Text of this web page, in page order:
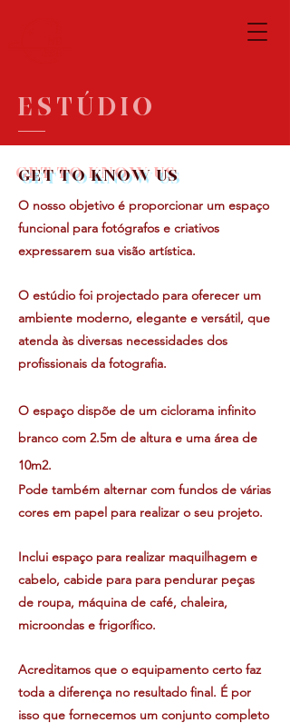
E S T Ú D I O
GET TO KNOW US
O nosso objetivo é proporcionar um espaço
funcional para fotógrafos e criativos
expressarem sua visão artística.
O estúdio foi projectado para oferecer um
ambiente moderno, elegante e versátil, que
atenda às diversas necessidades dos
profissionais da fotografia.
O espaço dispõe de um ciclorama infinito
branco com 2.5m de altura e uma área de
10m2.
Pode também alternar com fundos de várias
cores em papel para realizar o seu projeto.
Inclui espaço para realizar maquilhagem e
cabelo, cabide para para pendurar peças
de roupa, máquina de café, chaleira,
microondas e frigorífico.
Acreditamos que o equipamento certo faz
toda a diferença no resultado final. É por
isso que fornecemos um conjunto completo